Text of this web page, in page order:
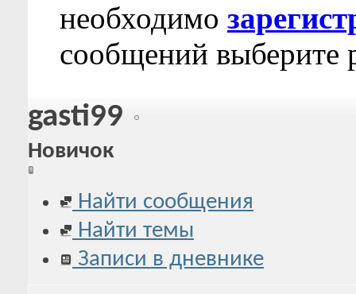
необходимо
сообщений выберите
gasti99
Новичок
Найти сообщения
Найти темы
Записи в дневнике